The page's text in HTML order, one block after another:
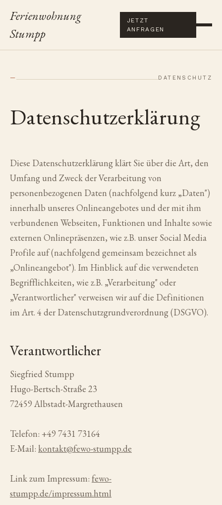
Ferienwohnung
Stumpp
JETZT
ANFRAGEN
— DATENSCHUTZ
Datenschutzerklärung
Diese Datenschutzerklärung klärt Sie über die Art, den
Umfang und Zweck der Verarbeitung von
personenbezogenen Daten (nachfolgend kurz „Daten")
innerhalb unseres Onlineangebotes und der mit ihm
verbundenen Webseiten, Funktionen und Inhalte sowie
externen Onlinepräsenzen, wie z.B. unser Social Media
Profile auf (nachfolgend gemeinsam bezeichnet als
„Onlineangebot"). Im Hinblick auf die verwendeten
Begrifflichkeiten, wie z.B. „Verarbeitung" oder
„Verantwortlicher" verweisen wir auf die Definitionen
im Art. 4 der Datenschutzgrundverordnung (DSGVO).
Verantwortlicher
Siegfried Stumpp
Hugo-Bertsch-Straße 23
72459 Albstadt-Margrethausen
Telefon: +49 7431 73164
E-Mail: kontakt@fewo-stumpp.de
Link zum Impressum: fewo-
stumpp.de/impressum.html